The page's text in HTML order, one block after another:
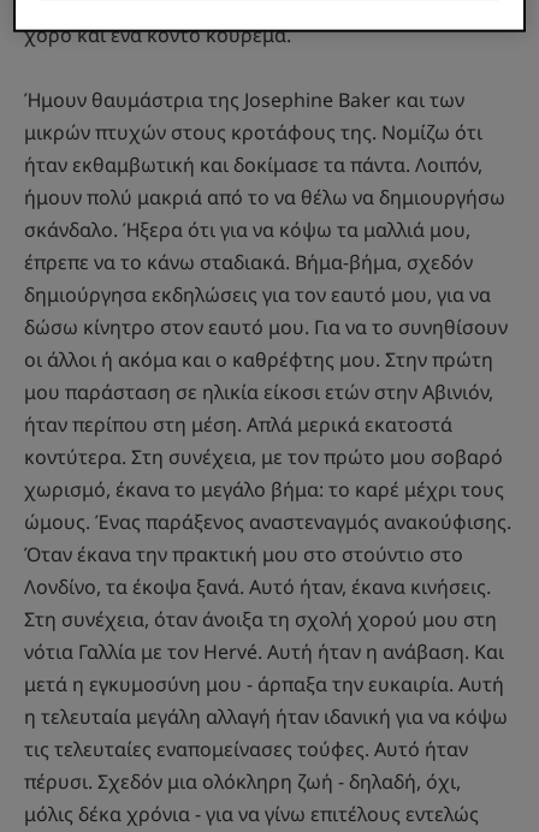
χορό και ένα κοντό κούρεμα.
Ήμουν θαυμάστρια της Josephine Baker και των
μικρών πτυχών στους κροτάφους της. Νομίζω ότι
ήταν εκθαμβωτική και δοκίμασε τα πάντα. Λοιπόν,
ήμουν πολύ μακριά από το να θέλω να δημιουργήσω
σκάνδαλο. Ήξερα ότι για να κόψω τα μαλλιά μου,
έπρεπε να το κάνω σταδιακά. Βήμα-βήμα, σχεδόν
δημιούργησα εκδηλώσεις για τον εαυτό μου, για να
δώσω κίνητρο στον εαυτό μου. Για να το συνηθίσουν
οι άλλοι ή ακόμα και ο καθρέφτης μου. Στην πρώτη
μου παράσταση σε ηλικία είκοσι ετών στην Αβινιόν,
ήταν περίπου στη μέση. Απλά μερικά εκατοστά
κοντύτερα. Στη συνέχεια, με τον πρώτο μου σοβαρό
χωρισμό, έκανα το μεγάλο βήμα: το καρέ μέχρι τους
ώμους. Ένας παράξενος αναστεναγμός ανακούφισης.
Όταν έκανα την πρακτική μου στο στούντιο στο
Λονδίνο, τα έκοψα ξανά. Αυτό ήταν, έκανα κινήσεις.
Στη συνέχεια, όταν άνοιξα τη σχολή χορού μου στη
νότια Γαλλία με τον Hervé. Αυτή ήταν η ανάβαση. Και
μετά η εγκυμοσύνη μου - άρπαξα την ευκαιρία. Αυτή
η τελευταία μεγάλη αλλαγή ήταν ιδανική για να κόψω
τις τελευταίες εναπομείνασες τούφες. Αυτό ήταν
πέρυσι. Σχεδόν μια ολόκληρη ζωή - δηλαδή, όχι,
μόλις δέκα χρόνια - για να γίνω επιτέλους εντελώς